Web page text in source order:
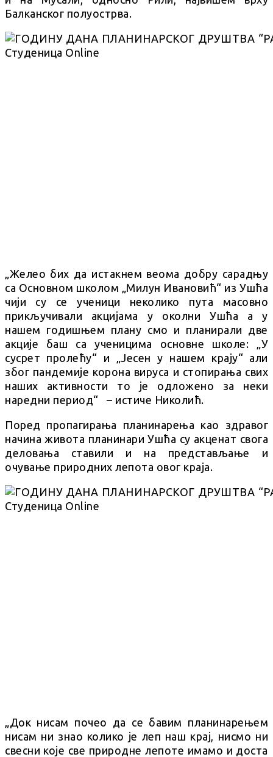
Балканског полуострва.
„Желео бих да истакнем веома добру сарадњу
са Основном школом „Милун Ивановић“ из Ушћа
чији су се ученици неколико пута масовно
прикључивали акцијама у околни Ушћа а у
нашем годишњем плану смо и планирали две
акције баш са ученицима основне школе: „У
сусрет пролећу“ и „Јесен у нашем крају“ али
због пандемије корона вируса и стопирања свих
наших активности то је одложено за неки
наредни период“ – истиче Николић.
Поред пропагирања планинарења као здравог
начина живота планинари Ушћа су акценат свога
деловања ставили и на представљање и
очување природних лепота овог краја.
„Док нисам почео да се бавим планинарењем
нисам ни знао колико је леп наш крај, нисмо ни
свесни које све природне лепоте имамо и доста